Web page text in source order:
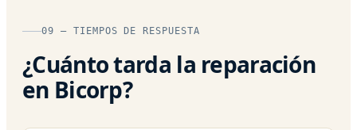
09 — TIEMPOS DE RESPUESTA
¿Cuánto tarda la reparación
en Bicorp?